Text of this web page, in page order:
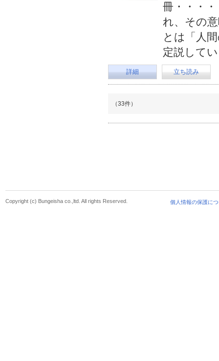
冊・・・
れ、その
とは「人
定説して
詳細 立ち読み
（33件）
個人情報の保護に
Copyright (c) Bungeisha co.,ltd. All rights Reserved.